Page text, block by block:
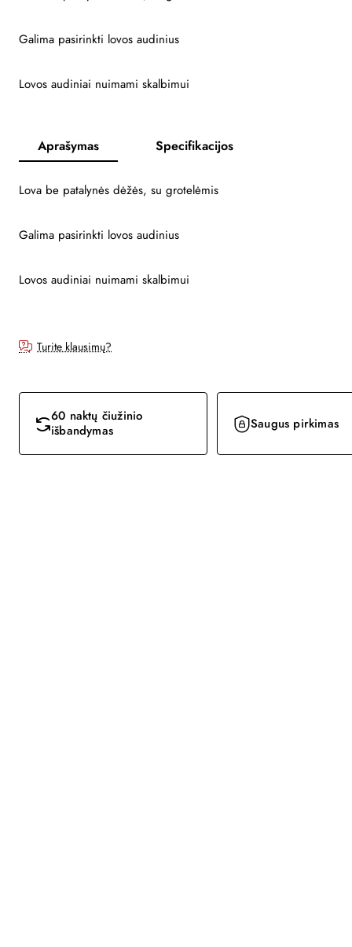
Galima pasirinkti lovos audinius
Lovos audiniai nuimami skalbimui
Aprašymas Specifikacijos
Lova be patalynės dėžės, su grotelėmis
Galima pasirinkti lovos audinius
Lovos audiniai nuimami skalbimui
Turite klausimų?
60 naktų čiužinio
išbandymas
Saugus pirkimas